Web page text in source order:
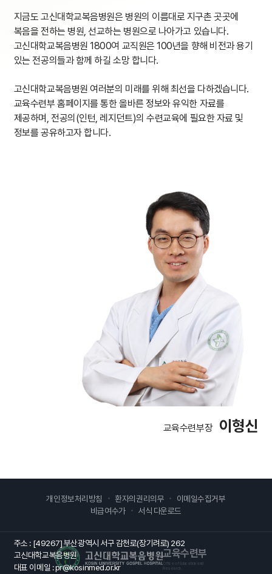
지금도 고신대학교복음병원은 병원의 이름대로 지구촌 곳곳에
복음을 전하는 병원, 선교하는 병원으로 나아가고 있습니다.
고신대학교복음병원 1800여 교직원은 100년을 향해 비전과 용기
있는 전공의들과 함께 하길 소망 합니다.
고신대학교복음병원 여러분의 미래를 위해 최선을 다하겠습니다.
교육수련부 홈페이지를 통한 올바른 정보와 유익한 자료를
제공하며, 전공의(인턴, 레지던트)의 수련교육에 필요한 자료 및
정보를 공유하고자 합니다.
교육수련부장 이형신
개인정보처리방침 환자의권리의무
이메일수집거부
비급여수가
서식 다운로드
교육수련부
Office of Education and
Research
주소 : [49267] 부산광역시 서구 감천로(장기려로) 262
고신대학교복음병원
대표 이메일 : pr@kosinmed.or.kr